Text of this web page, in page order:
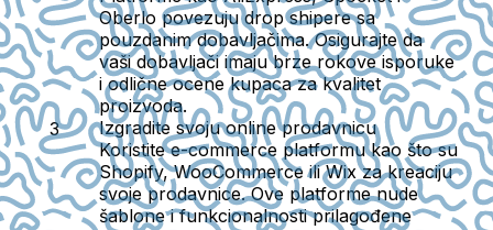
Oberlo povezuju drop shipere sa
pouzdanim dobavljačima. Osigurajte da
vaši dobavljači imaju brze rokove isporuke
i odlične ocene kupaca za kvalitet
proizvoda.
Izgradite svoju online prodavnicu
Koristite e-commerce platformu kao što su
Shopify, WooCommerce ili Wix za kreaciju
svoje prodavnice. Ove platforme nude
šablone i funkcionalnosti prilagođene